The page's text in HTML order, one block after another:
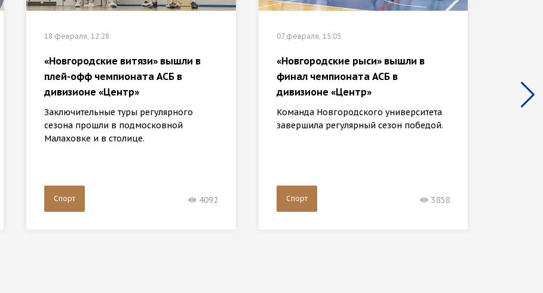
18 февраля, 12:28
«Новгородские витязи» вышли в
плей-офф чемпионата АСБ в
дивизионе «Центр»
Заключительные туры регулярного
сезона прошли в подмосковной
Малаховке и в столице.
Спорт 4092
07 февраля, 15:03
«Новгородские рыси» вышли в
финал чемпионата АСБ в
дивизионе «Центр»
Команда Новгородского университета
завершила регулярный сезон победой.
Спорт 3858